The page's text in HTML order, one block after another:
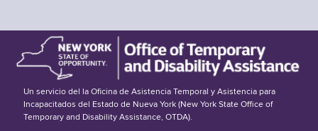
Un servicio del la Oficina de Asistencia Temporal y Asistencia para
Incapacitados del Estado de Nueva York (New York State Office of
Temporary and Disability Assistance, OTDA).